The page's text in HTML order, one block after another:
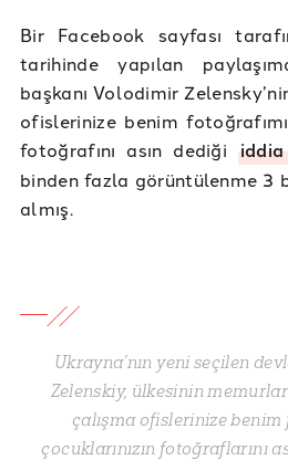
Bir Facebook sayfası
tarihinde yapılan
başkanı Volodimir
ofislerinize benim
fotoğrafını asın dediği
binden fazla görüntülenme 3
almış.
Ukrayna’nın yeni seçilen
Zelenskiy, ülkesinin
çalışma ofislerinize benim
çocuklarınızın fotoğraflarını